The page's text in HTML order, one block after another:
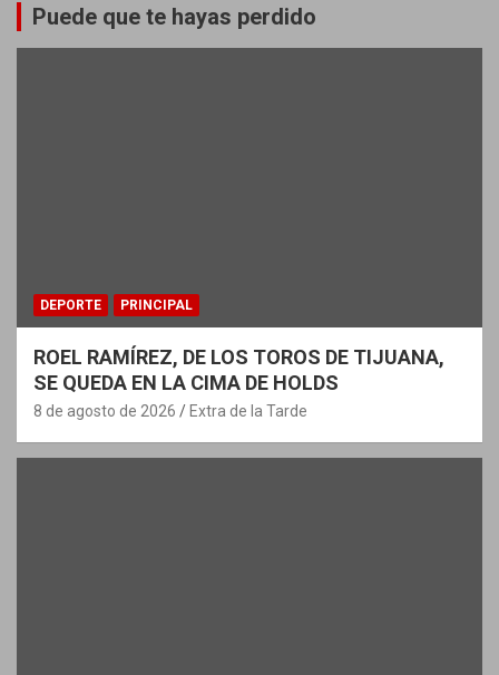
Puede que te hayas perdido
DEPORTE PRINCIPAL
ROEL RAMÍREZ, DE LOS TOROS DE TIJUANA,
SE QUEDA EN LA CIMA DE HOLDS
8 de agosto de 2026 Extra de la Tarde